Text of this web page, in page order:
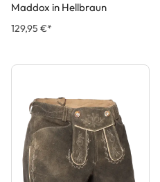
Maddox in Hellbraun
129,95 €*